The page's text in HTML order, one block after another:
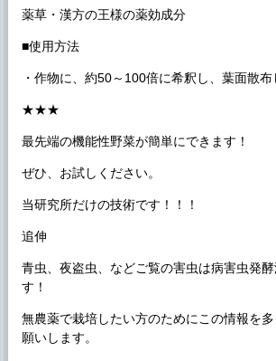
薬草・漢方の王様の薬効成分
■使用方法
・作物に、約50～100倍に希釈し、葉面散
★★★
最先端の機能性野菜が簡単にできます！
ぜひ、お試しください。
当研究所だけの技術です！！！
追伸
青虫、夜盗虫、などご覧の害虫は病害虫発
す！
無農薬で栽培したい方のためにこの情報を
願いします。